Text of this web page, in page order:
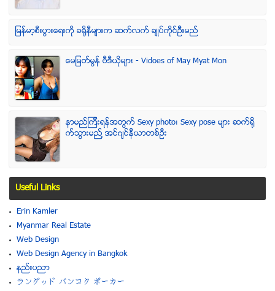
ျမန္မာ့စီးပြားေရးကို ခရိုနီမ်ားက ဆက္လက္ ခ်ဳပ္ကိုင္ဥိီးမည္
ေမျမတ္မြန္ ဗီဒီယုိမ်ား - Vidoes of May Myat Mon
နာမည္ၾကီးရန္အတြက္ Sexy photo၊ Sexy pose မ်ား ဆက္ရို
က္သြားမည္႔ အင္ဂ်င္နီယာတစ္ဦး
Useful Links
Erin Kamler
Myanmar Real Estate
Web Design
Web Design Agency in Bangkok
နည္းပညာ
ラングッド バンコク ポーカー